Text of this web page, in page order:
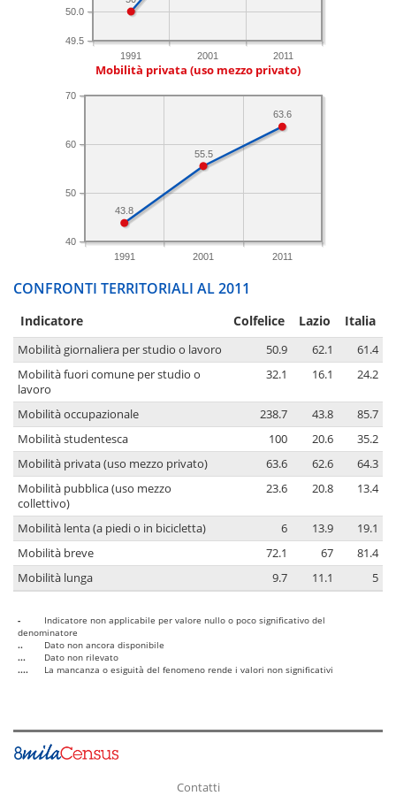
1991 2001 2011
49.5
50.0
Mobilità privata (uso mezzo privato)
1991 2001 2011
40
50
60
70
63.6
55.5
43.8
CONFRONTI TERRITORIALI AL 2011
Indicatore Colfelice Lazio Italia
Mobilità giornaliera per studio o lavoro 50.9 62.1
61.4
Mobilità fuori comune per studio o
lavoro
32.1 16.1 24.2
Mobilità occupazionale 238.7 43.8
85.7
Mobilità studentesca
100 20.6
35.2
Mobilità privata (uso mezzo privato)
63.6 62.6
64.3
Mobilità pubblica (uso mezzo
collettivo)
23.6 20.8 13.4
Mobilità lenta (a piedi o in bicicletta) 6 13.9
19.1
Mobilità breve
72.1 67
81.4
Mobilità lunga
9.7 11.1 5
-
Indicatore non applicabile per valore nullo o poco significativo del
denominatore
..
Dato non ancora disponibile
...
Dato non rilevato
....
La mancanza o esiguità del fenomeno rende i valori non significativi
Contatti